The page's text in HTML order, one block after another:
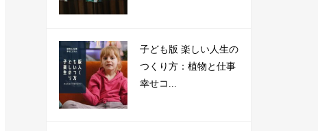
子ども版 楽しい人生の
つくり方：植物と仕事
幸せコ...